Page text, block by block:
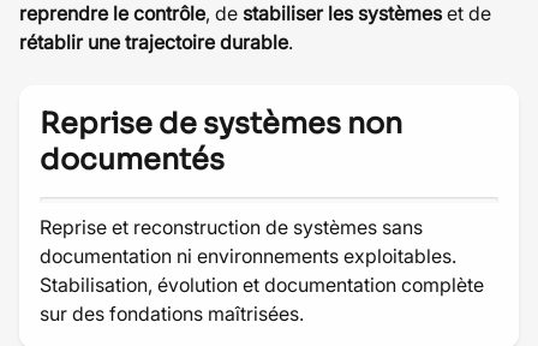
reprendre le contrôle, de stabiliser les systèmeset de
rétablir une trajectoire durable.
Reprise de systèmes non
documentés
Reprise et reconstruction de systèmes sans
documentation ni environnements exploitables.
Stabilisation, évolution et documentation complète
sur des fondations maîtrisées.